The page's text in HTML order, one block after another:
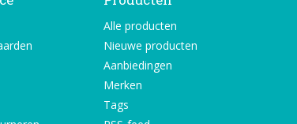
Alle producten
Nieuwe producten
Aanbiedingen
Merken
Tags